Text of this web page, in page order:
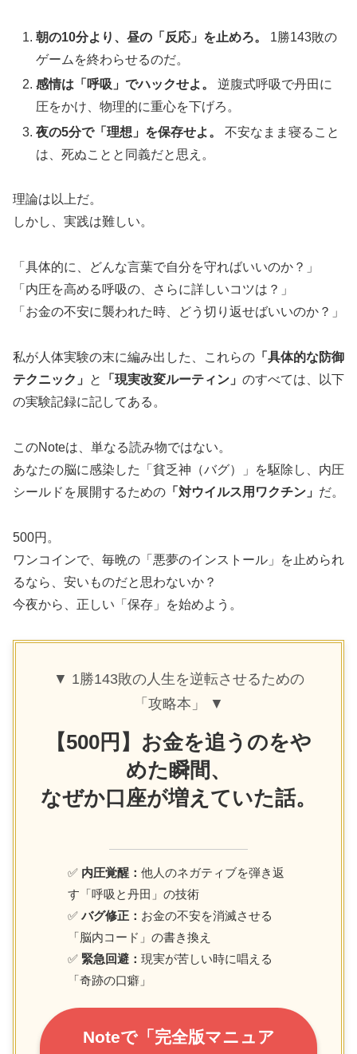
朝の10分より、昼の「反応」を止めろ。
1勝143敗の
ゲームを終わらせるのだ。
感情は「呼吸」でハックせよ。
逆腹式呼吸で丹田に
圧をかけ、物理的に重心を下げろ。
夜の5分で「理想」を保存せよ。
不安なまま寝ること
は、死ぬことと同義だと思え。
理論は以上だ。
しかし、実践は難しい。
「具体的に、どんな言葉で自分を守ればいいのか？」
「内圧を高める呼吸の、さらに詳しいコツは？」
「お金の不安に襲われた時、どう切り返せばいいのか？」
私が人体実験の末に編み出した、これらの 「具体的な防御
テクニック」
と 「現実改変ルーティン」 のすべては、以下
の実験記録に記してある。
このNoteは、単なる読み物ではない。
あなたの脳に感染した「貧乏神（バグ）」を駆除し、内圧
シールドを展開するための 「対ウイルス用ワクチン」 だ。
500円。
ワンコインで、毎晩の「悪夢のインストール」を止められ
るなら、安いものだと思わないか？
今夜から、正しい「保存」を始めよう。
▼ 1勝143敗の人生を逆転させるための
「攻略本」 ▼
【500円】お金を追うのをや
めた瞬間、
なぜか口座が増えていた話。
✅ 内圧覚醒： 他人のネガティブを弾き返
す「呼吸と丹田」の技術
✅ バグ修正： お金の不安を消滅させる
「脳内コード」の書き換え
✅ 緊急回避： 現実が苦しい時に唱える
「奇跡の口癖」
Noteで「完全版マニュア